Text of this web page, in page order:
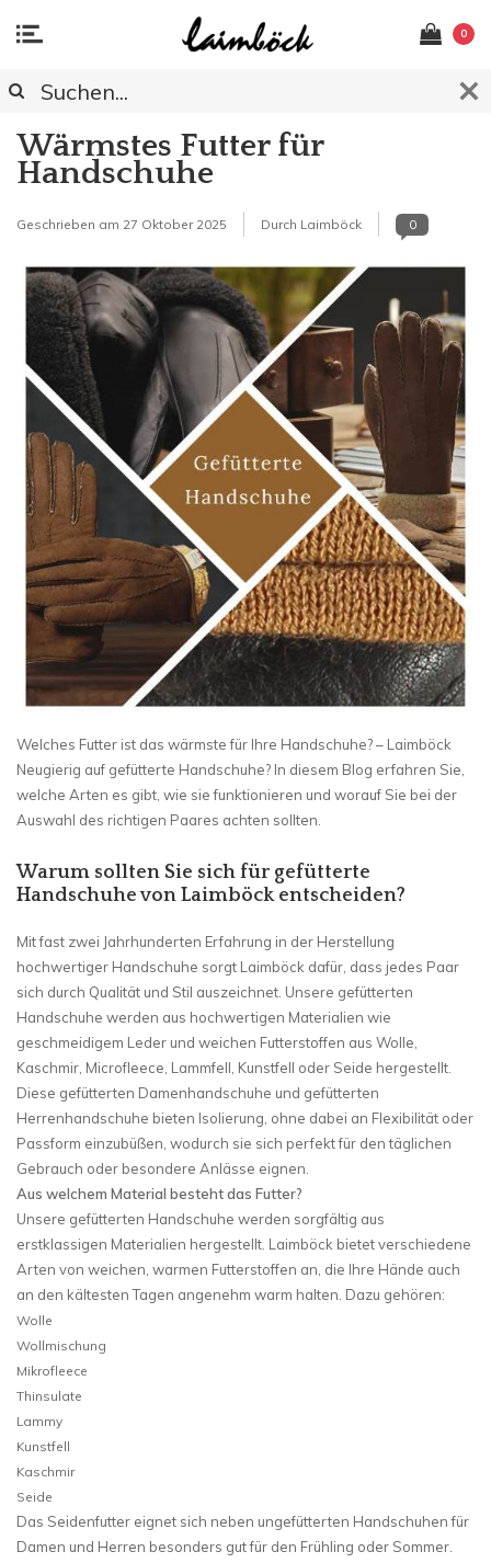
0
Wärmstes Futter für
Handschuhe
Geschrieben am 27 Oktober 2025 Durch Laimböck 0
Welches Futter ist das wärmste für Ihre Handschuhe? – Laimböck
Neugierig auf gefütterte Handschuhe? In diesem Blog erfahren Sie,
welche Arten es gibt, wie sie funktionieren und worauf Sie bei der
Auswahl des richtigen Paares achten sollten.
Warum sollten Sie sich für gefütterte
Handschuhe von Laimböck entscheiden?
Mit fast zwei Jahrhunderten Erfahrung in der Herstellung
hochwertiger Handschuhe sorgt Laimböck dafür, dass jedes Paar
sich durch Qualität und Stil auszeichnet. Unsere gefütterten
Handschuhe werden aus hochwertigen Materialien wie
geschmeidigem Leder und weichen Futterstoffen aus Wolle,
Kaschmir, Microfleece, Lammfell, Kunstfell oder Seide hergestellt.
Diese gefütterten Damenhandschuhe und gefütterten
Herrenhandschuhe bieten Isolierung, ohne dabei an Flexibilität oder
Passform einzubüßen, wodurch sie sich perfekt für den täglichen
Gebrauch oder besondere Anlässe eignen.
Aus welchem Material besteht das Futter?
Unsere gefütterten Handschuhe werden sorgfältig aus
erstklassigen Materialien hergestellt. Laimböck bietet verschiedene
Arten von weichen, warmen Futterstoffen an, die Ihre Hände auch
an den kältesten Tagen angenehm warm halten. Dazu gehören:
Wolle
Wollmischung
Mikrofleece
Thinsulate
Lammy
Kunstfell
Kaschmir
Seide
Das Seidenfutter eignet sich neben ungefütterten Handschuhen für
Damen und Herren besonders gut für den Frühling oder Sommer.